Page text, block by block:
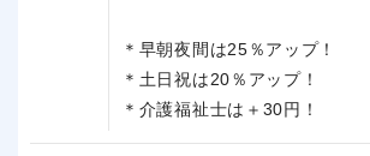
＊早朝夜間は25％アップ！
＊土日祝は20％アップ！
＊介護福祉士は＋30円！